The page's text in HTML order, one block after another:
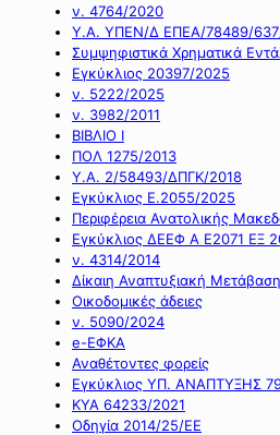
ν. 4764/2020
Υ.Α. ΥΠΕΝ/Δ ΕΠΕΑ/78489/
Συμψηφιστικά Χρηματικά
Εγκύκλιος 20397/2025
ν. 5222/2025
ν. 3982/2011
ΒΙΒΛΙΟ Ι
ΠΟΛ 1275/2013
Υ.Α. 2/58493/ΔΠΓΚ/2018
Εγκύκλιος Ε.2055/2025
Περιφέρεια Ανατολικής
Εγκύκλιος ΔΕΕΦ Α Ε2071 ΕΞ
ν. 4314/2014
Δίκαιη Αναπτυξιακή Μετάβαση
Οικοδομικές άδειες
ν. 5090/2024
e-ΕΦΚΑ
Αναθέτοντες φορείς
Εγκύκλιος ΥΠ. ΑΝΑΠΤΥΞΗΣ
ΚΥΑ 64233/2021
Οδηγία 2014/25/ΕΕ